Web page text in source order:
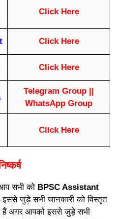
Click Here
Click Here
Click Here
Telegram Group ||
WhatsApp Group
Click Here
सभी को BPSC Assistant
इससे जुड़े सभी जानकारी को विस्तृत
हैं अगर आपको इससे जुड़े सभी